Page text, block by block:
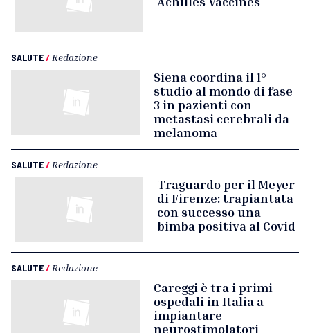
SALUTE/ Redazione
Siena coordina il 1°
studio al mondo di fase
3 in pazienti con
metastasi cerebrali da
melanoma
SALUTE/ Redazione
Traguardo per il Meyer
di Firenze: trapiantata
con successo una
bimba positiva al Covid
SALUTE/ Redazione
Careggi è tra i primi
ospedali in Italia a
impiantare
neurostimolatori